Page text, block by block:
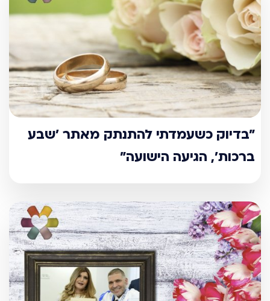
"בדיוק כשעמדתי להתנתק מאתר ’שבע
ברכות’, הגיעה הישועה"